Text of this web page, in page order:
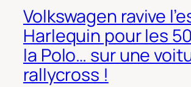
Volkswagen ravive
Harlequin pour les
la Polo… sur une
rallycross !